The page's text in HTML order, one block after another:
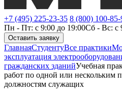
+7 (495) 225-23-35 8 (800) 100-85-
Пн - Пт: с 9:00 до 19:00Сб - Вс: с
Оставить заявку
ГлавнаяСтудентуВсе практики
эксплуатация
гражданских зданийУчебная
работ по одной или нескольким
должностям служащих